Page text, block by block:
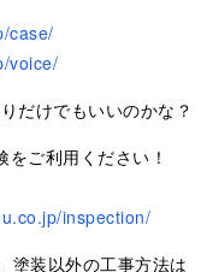
case/
voice/
だけでもいいのかな？
ご利用ください！
inspection/
塗装以外の工事方法は